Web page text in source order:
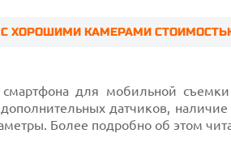
ХОРОШИМИ КАМЕРАМИ СТОИМОСТЬЮ
для мобильной съемки
датчиков, наличие
Более подробно об этом